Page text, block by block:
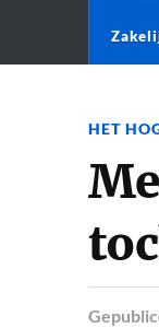
HET